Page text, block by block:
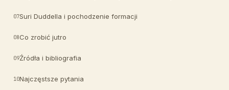
Suri Duddella i pochodzenie formacji
Co zrobić jutro
Źródła i bibliografia
Najczęstsze pytania